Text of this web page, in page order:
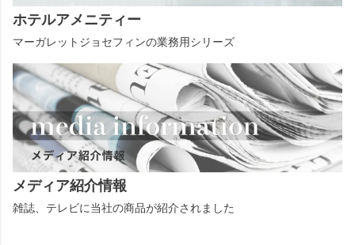
ホテルアメニティー
マーガレットジョセフィンの業務用シリーズ
メディア紹介情報
雑誌、テレビに当社の商品が紹介されました